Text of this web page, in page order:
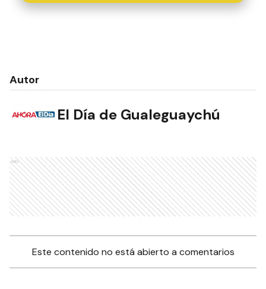
Autor
El Día de Gualeguaychú
Ads
Este contenido no está abierto a comentarios